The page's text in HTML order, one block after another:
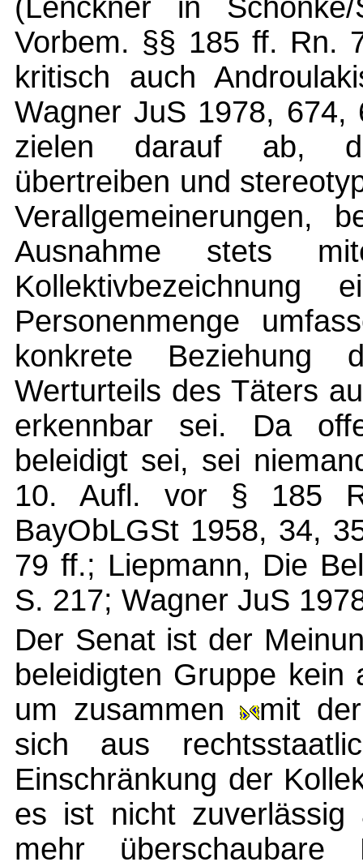
(Lenckner in
Vorbem. §§ 185 ff. Rn.
kritisch auch
Wagner JuS 1978, 674,
zielen darauf ab,
übertreiben und
Verallgemeinerungen,
Ausnahme stets
Kollektivbezeichnung
Personenmenge
konkrete
Werturteils des Täters
erkennbar sei. Da
beleidigt sei, sei
10. Aufl. vor § 185
BayObLGSt 1958, 34,
79 ff.; Liepmann, Die
S. 217; Wagner JuS
Der Senat ist der
beleidigten Gruppe kein
um zusammen
mit
sich aus
Einschränkung der
es ist nicht zuverlässig
mehr überschaubare